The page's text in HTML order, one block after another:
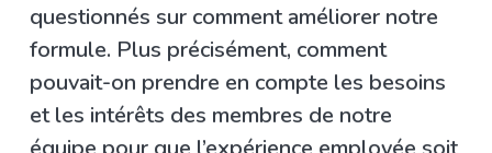
questionnés sur comment améliorer notre
formule. Plus précisément, comment
pouvait-on prendre en compte les besoins
et les intérêts des membres de notre